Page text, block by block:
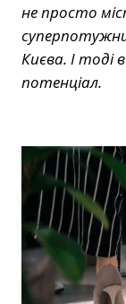
не просто
Києва. І тоді
потенціал.